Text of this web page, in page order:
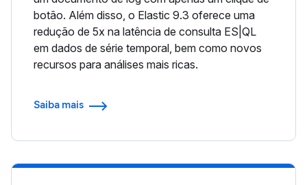
botão. Além disso, o Elastic 9.3 oferece uma
redução de 5x na latência de consulta ES|QL
em dados de série temporal, bem como novos
recursos para análises mais ricas.
Saiba mais